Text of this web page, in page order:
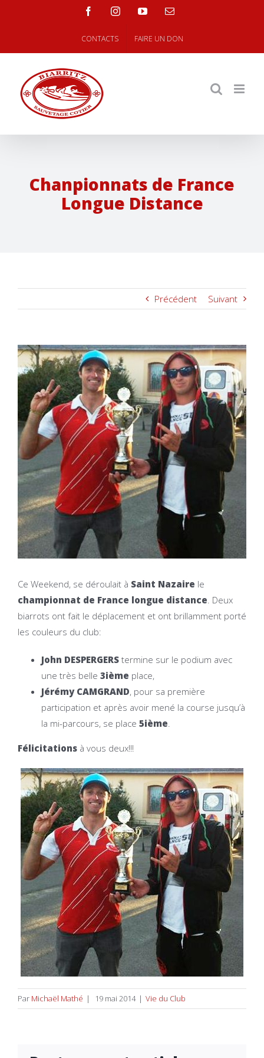
facebookinstagramyoutubeEmail
CONTACTS FAIRE UN DON
Chanpionnats de France
Longue Distance
Précédent Suivant
Voir
l'image
agrandie
Ce Weekend, se déroulait à Saint Nazaire le
championnat de France longue distance . Deux
biarrots ont fait le déplacement et ont brillamment porté
les couleurs du club:
John DESPERGERS termine sur le podium avec
une très belle 3ième place,
Jérémy CAMGRAND, pour sa première
participation et après avoir mené la course jusqu’à
la mi-parcours, se place 5ième
Félicitations à vous deux!!!
Par Michaël Mathé | 19 mai 2014 | Vie du Club